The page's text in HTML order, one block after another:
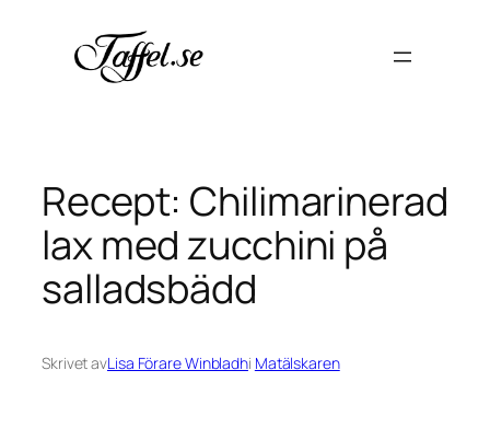
innehåll
Recept: Chilimarinerad
lax med zucchini på
salladsbädd
Skrivet avLisa Förare Winbladhi Matälskaren